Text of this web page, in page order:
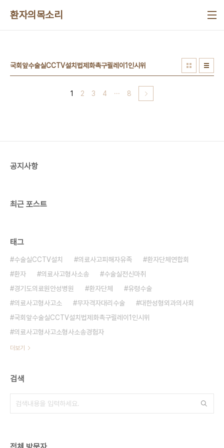
환자의목소리
국회앞수술실CCTV설치법제화촉구릴레이1인시위
1 2 3 4 ··· 8
공지사항
최근 포스트
태그
수술실CCTV설치 의료사고피해자유족
환자단체연합회
환자
의료사고형사소송
수술실전신마취
경기도의료원안성병원
환자단체
유령수술
의료사고형사고소
무자격자대리수술
대한성형외과의사회
국회앞수술실CCTV설치법제화촉구릴레이1인시위
의료사고형사고소형사소송경험자
더보기
검색